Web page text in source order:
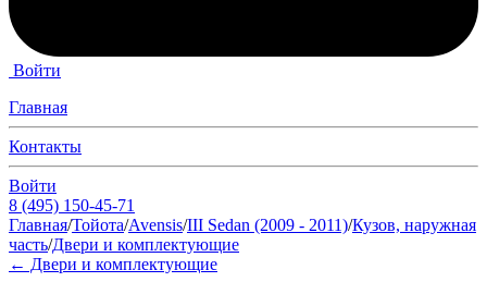
Войти
Главная
Контакты
Войти
8 (495) 150-45-71
Главная/Тойота/Avensis/III Sedan (2009 - 2011)/Кузов, наружная
часть/Двери и комплектующие
← Двери и комплектующие